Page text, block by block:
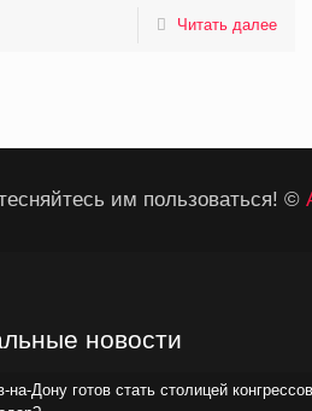
Читать далее
им пользоваться! ©
новости
на-Дону готов стать столицей